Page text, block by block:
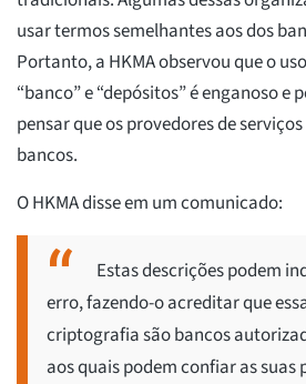
usar termos semelhantes aos dos
Portanto, a HKMA observou que o
“banco” e “depósitos” é enganoso e
pensar que os provedores de
bancos.
O HKMA disse em um comunicado:
Estas descrições podem
erro, fazendo-o acreditar que
criptografia são bancos
aos quais podem confiar as suas